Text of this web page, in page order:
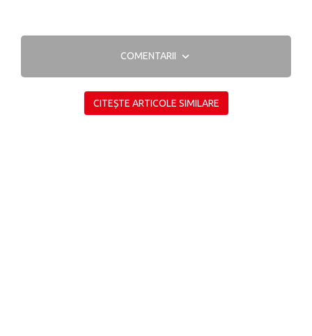
COMENTARII
CITEȘTE ARTICOLE SIMILARE